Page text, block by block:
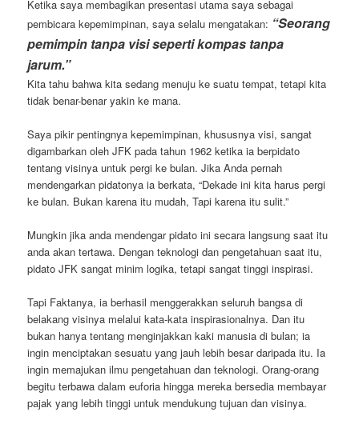
Ketika saya membagikan presentasi utama saya sebagai
pembicara kepemimpinan, saya selalu mengatakan: “Seorang
pemimpin tanpa visi seperti kompas tanpa
jarum.”
Kita tahu bahwa kita sedang menuju ke suatu tempat, tetapi kita
tidak benar-benar yakin ke mana.
Saya pikir pentingnya kepemimpinan, khususnya visi, sangat
digambarkan oleh JFK pada tahun 1962 ketika ia berpidato
tentang visinya untuk pergi ke bulan. Jika Anda pernah
mendengarkan pidatonya ia berkata, “Dekade ini kita harus pergi
ke bulan. Bukan karena itu mudah, Tapi karena itu sulit.”
Mungkin jika anda mendengar pidato ini secara langsung saat itu
anda akan tertawa. Dengan teknologi dan pengetahuan saat itu,
pidato JFK sangat minim logika, tetapi sangat tinggi inspirasi.
Tapi Faktanya, ia berhasil menggerakkan seluruh bangsa di
belakang visinya melalui kata-kata inspirasionalnya. Dan itu
bukan hanya tentang menginjakkan kaki manusia di bulan; ia
ingin menciptakan sesuatu yang jauh lebih besar daripada itu. Ia
ingin memajukan ilmu pengetahuan dan teknologi. Orang-orang
begitu terbawa dalam euforia hingga mereka bersedia membayar
pajak yang lebih tinggi untuk mendukung tujuan dan visinya.